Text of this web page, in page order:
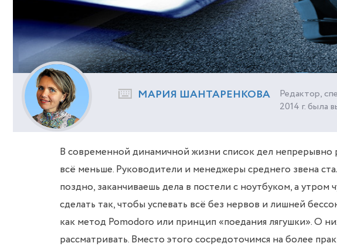
МАРИЯ ШАНТАРЕНКОВА
Редактор,
2014 г. была
В современной динамичной жизни список дел непрерывно
всё меньше. Руководители и менеджеры среднего звена
поздно, заканчиваешь дела в постели с ноутбуком, а
сделать так, чтобы успевать всё без нервов и лишней
как метод Pomodoro или принцип «поедания лягушки». О
рассматривать. Вместо этого сосредоточимся на более